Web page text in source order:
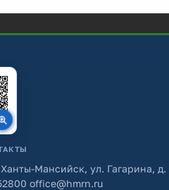
Мансийск, ул. Гагарина, д.
office@hmrn.ru